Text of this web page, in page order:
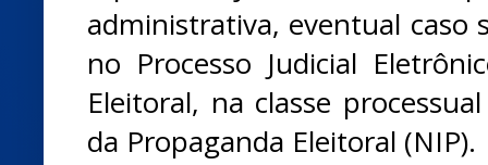
administrativa, eventual
no Processo Judicial
Eleitoral, na classe
da Propaganda Eleitoral (NIP).